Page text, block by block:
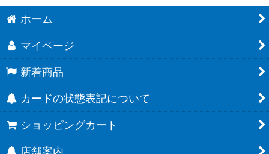
ホーム
マイページ
新着商品
カードの状態表記について
ショッピングカート
店舗案内